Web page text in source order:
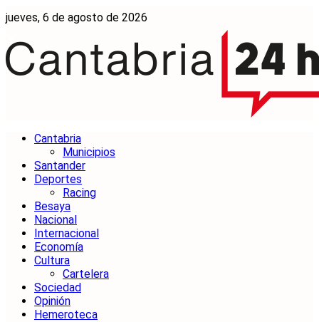
jueves, 6 de agosto de 2026
Cantabria
Municipios
Santander
Deportes
Racing
Besaya
Nacional
Internacional
Economía
Cultura
Cartelera
Sociedad
Opinión
Hemeroteca